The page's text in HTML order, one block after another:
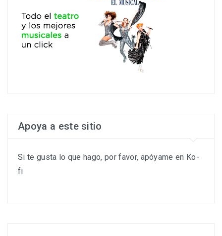
Apoya a este sitio
Si te gusta lo que hago, por favor, apóyame en Ko-
fi